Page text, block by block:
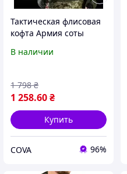
Тактическая флисовая
кофта Армия соты
мужская армейская
В наличии
1 258.60₴
1 798 ₴
Купить
COVA 96%